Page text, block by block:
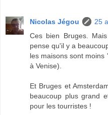
Nicolas Jégou
25
Ces bien Bruges.
pense qu'il y a
les maisons sont moins
à Venise).
Et Bruges et
beaucoup plus grand
pour les tourristes !